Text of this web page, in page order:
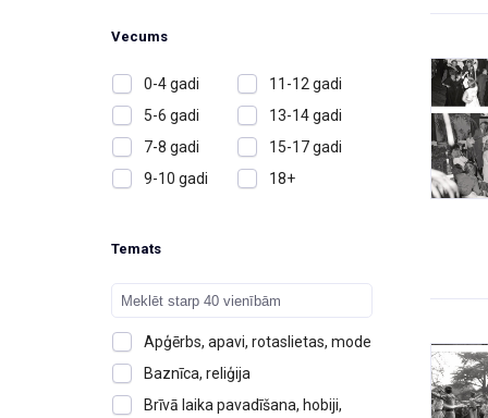
Vecums
0-4 gadi
5-6 gadi
7-8 gadi
9-10 gadi
11-12 gadi
13-14 gadi
15-17 gadi
18+
Temats
Apģērbs, apavi, rotaslietas, mode
Baznīca, reliģija
Brīvā laika pavadīšana, hobiji,